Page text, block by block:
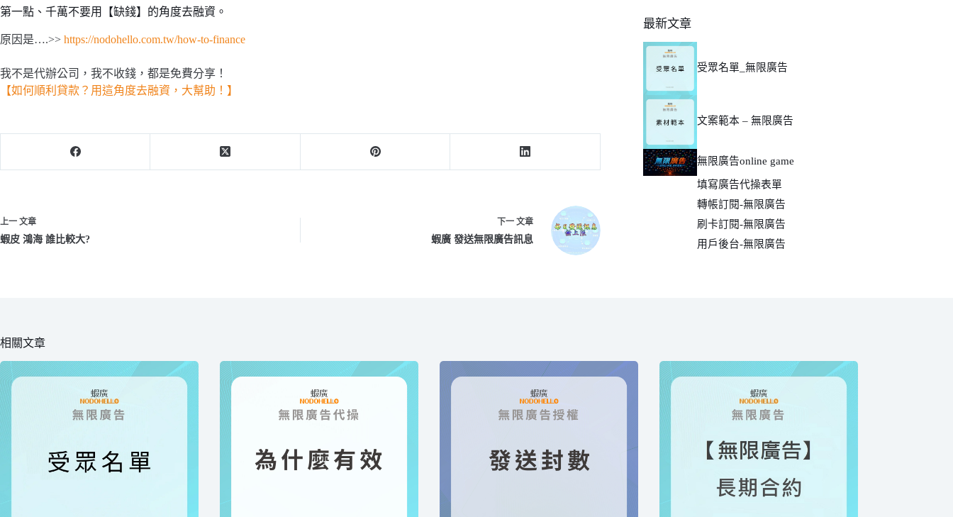
第一點、千萬不要用【缺錢】的角度去融資。
原因是….>> https://nodohello.com.tw/how-to-finance
我不是代辦公司，我不收錢，都是免費分享！
【如何順利貸款？用這角度去融資，大幫助！】
上一 文章
蝦皮 鴻海 誰比較大?
下一 文章
蝦廣 發送無限廣告訊息
最新文章
受眾名單_無限廣告
文案範本 – 無限廣告
無限廣告online game
填寫廣告代操表單
轉帳訂閱-無限廣告
刷卡訂閱-無限廣告
用戶後台-無限廣告
相關文章